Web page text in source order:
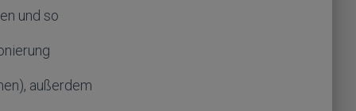
und so
außerdem